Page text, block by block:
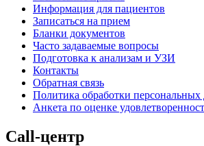
Информация для пациентов
Записаться на прием
Бланки документов
Часто задаваемые вопросы
Подготовка к анализам и УЗИ
Контакты
Обратная связь
Политика обработки
Анкета по оценке
Call-центр